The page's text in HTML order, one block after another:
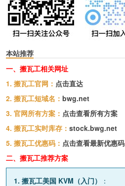
本站推荐
一、搬瓦工相关网址
1. 搬瓦工官网： 点击直达
2. 搬瓦工短域名： bwg.net
3. 官网所有方案： 点击查看所有方案
4. 搬瓦工实时库存： stock.bwg.net
5. 搬瓦工优惠码： 点击查看最新优惠码
二、搬瓦工推荐方案
1. 搬瓦工美国 KVM（入门）
：